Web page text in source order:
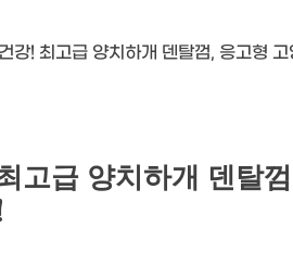
강! 최고급 양치하개 덴탈껌, 응고형
고급 양치하개 덴탈